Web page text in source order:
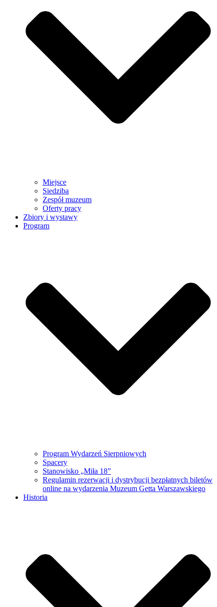
Miejsce
Siedziba
Zespół muzeum
Oferty pracy
Zbiory i wystawy
Program
Program Wydarzeń Sierpniowych
Spacery
Stanowisko „Miła 18”
Regulamin rezerwacji i dystrybucji bezpłatnych biletów
online na wydarzenia Muzeum Getta Warszawskiego
Historia